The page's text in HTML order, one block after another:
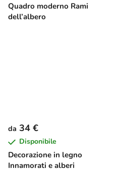
Quadro moderno Rami
dell’albero
Decorazione in legno
Innamorati e alberi
da 34 €
Disponibile